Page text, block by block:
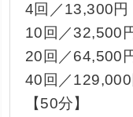
4回／13,300
10回／32,500
20回／64,500
40回／129,000
【50分】